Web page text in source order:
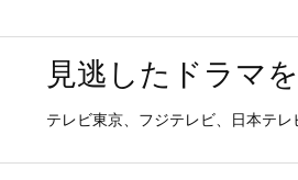
見逃したドラマ
テレビ東京、フジテレビ、日本テ